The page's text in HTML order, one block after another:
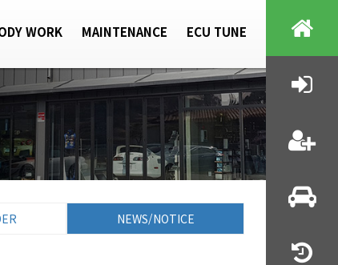
WORK MAINTENANCE ECU TUNE
NEWS/NOTICE